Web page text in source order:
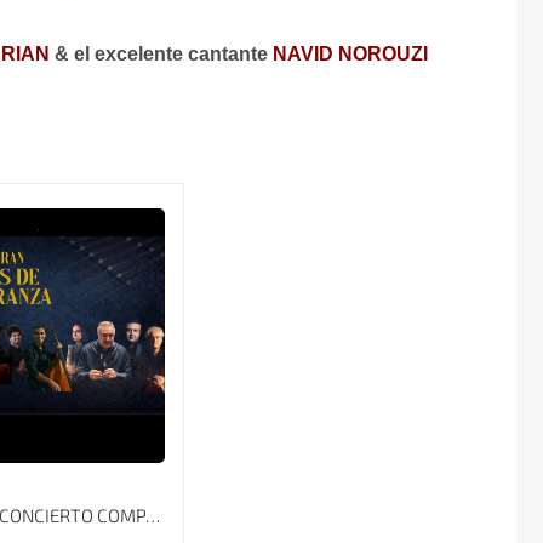
& el excelente cantante NAVID NOROUZI
ENTRADAS CONCIERTO COMPASES DE IRÁN, MELODÍAS DE ESPERANZA